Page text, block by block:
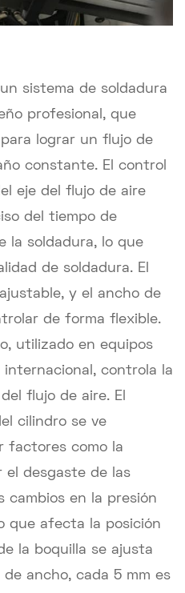
sistema de soldadura
profesional, que
lograr un flujo de
constante. El control
eje del flujo de aire
del tiempo de
la soldadura, lo que
de soldadura. El
y el ancho de
de forma flexible.
utilizado en equipos
controla la
flujo de aire. El
cilindro se ve
factores como la
el desgaste de las
cambios en la presión
que afecta la posición
la boquilla se ajusta
ancho, cada 5 mm es